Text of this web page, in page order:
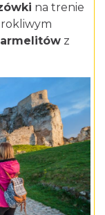
na trenie
z